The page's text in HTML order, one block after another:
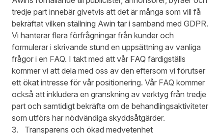
tredje part innebär givetvis att det är många som vill få
bekräftat vilken ställning Awin tar i samband med GDPR.
Vi hanterar flera förfrågningar från kunder och
formulerar i skrivande stund en uppsättning av vanliga
frågor i en FAQ. I takt med att vår FAQ färdigställs
kommer vi att dela med oss av den eftersom vi förutser
ett ökat intresse för vår positionering. Vår FAQ kommer
också att inkludera en granskning av verktyg från tredje
part och samtidigt bekräfta om de behandlingsaktiviteter
som utförs har nödvändiga skyddsåtgärder.
3. Transparens och ökad medvetenhet